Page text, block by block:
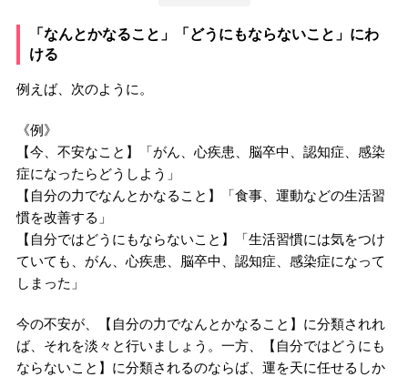
「なんとかなること」「どうにもならないこと」にわ
ける
例えば、次のように。
《例》
【今、不安なこと】「がん、心疾患、脳卒中、認知症、感染
症になったらどうしよう」
【自分の力でなんとかなること】「食事、運動などの生活習
慣を改善する」
【自分ではどうにもならないこと】「生活習慣には気をつけ
ていても、がん、心疾患、脳卒中、認知症、感染症になって
しまった」
今の不安が、【自分の力でなんとかなること】に分類されれ
ば、それを淡々と行いましょう。一方、【自分ではどうにも
ならないこと】に分類されるのならば、運を天に任せるしか